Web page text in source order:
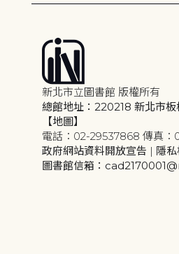
新北市立圖書館 版權所有
總館地址：220218 新北市
【地圖】
電話：02-29537868 傳真：
政府網站資料開放宣告 | 隱
圖書館信箱：